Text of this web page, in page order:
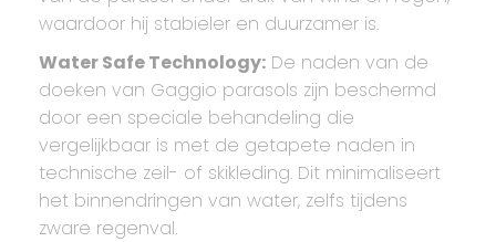
waardoor hij stabieler en duurzamer is.
Water Safe Technology: De naden van de
doeken van Gaggio parasols zijn beschermd
door een speciale behandeling die
vergelijkbaar is met de getapete naden in
technische zeil- of skikleding. Dit minimaliseert
het binnendringen van water, zelfs tijdens
zware regenval.